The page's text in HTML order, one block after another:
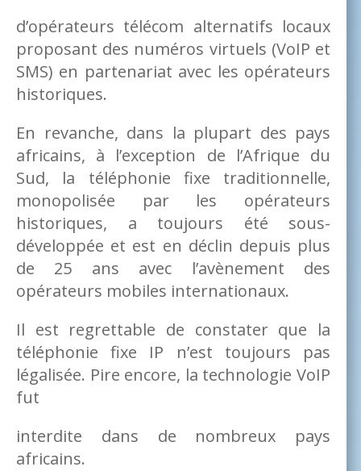
d’opérateurs télécom alternatifs locaux
proposant des numéros virtuels (VoIP et
SMS) en partenariat avec les opérateurs
historiques.
En revanche, dans la plupart des pays
africains, à l’exception de l’Afrique du
Sud, la téléphonie fixe traditionnelle,
monopolisée par les opérateurs
historiques, a toujours été sous-
développée et est en déclin depuis plus
de 25 ans avec l’avènement des
opérateurs mobiles internationaux.
Il est regrettable de constater que la
téléphonie fixe IP n’est toujours pas
légalisée. Pire encore, la technologie VoIP
fut
interdite dans de nombreux pays
africains.